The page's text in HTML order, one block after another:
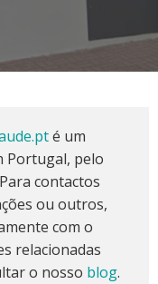
é um
Portugal, pelo
contactos
ou outros,
com o
relacionadas
o nosso blog.